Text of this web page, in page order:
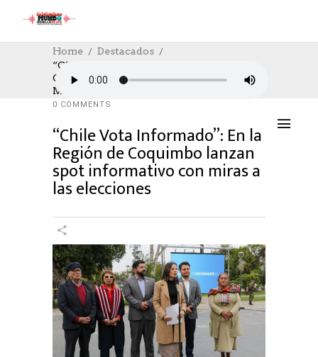
Home
Destacados
“Chile Vota Informado”: En La Región De
Coquimbo Lanzan Spot Informativo Con
Miras A Las Elecciones
DESTACADOS SOCIAL,SOCIAL
16/10/2024
AUTHOR: HECTOR
0 COMMENTS
“Chile Vota Informado”: En la
Región de Coquimbo lanzan
spot informativo con miras a
las elecciones